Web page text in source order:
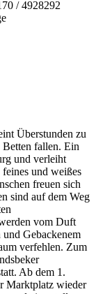
/ 4928292
Überstunden zu
Betten fallen. Ein
und verleiht
und weißes
freuen sich
sind auf dem Weg
vom Duft
Gebackenem
verfehlen. Zum
Ab dem 1.
Marktplatz wieder